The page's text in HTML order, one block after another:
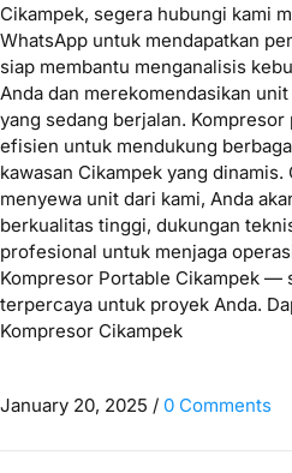
Cikampek, segera hubungi kami
WhatsApp untuk mendapatkan
siap membantu menganalisis
Anda dan merekomendasikan
yang sedang berjalan.
efisien untuk mendukung
kawasan Cikampek yang
menyewa unit dari kami, Anda
berkualitas tinggi, dukungan
profesional untuk menjaga
Kompresor Portable Cikampek —
terpercaya untuk proyek Anda.
Kompresor Cikampek
January 20, 2025 / 0 Comments